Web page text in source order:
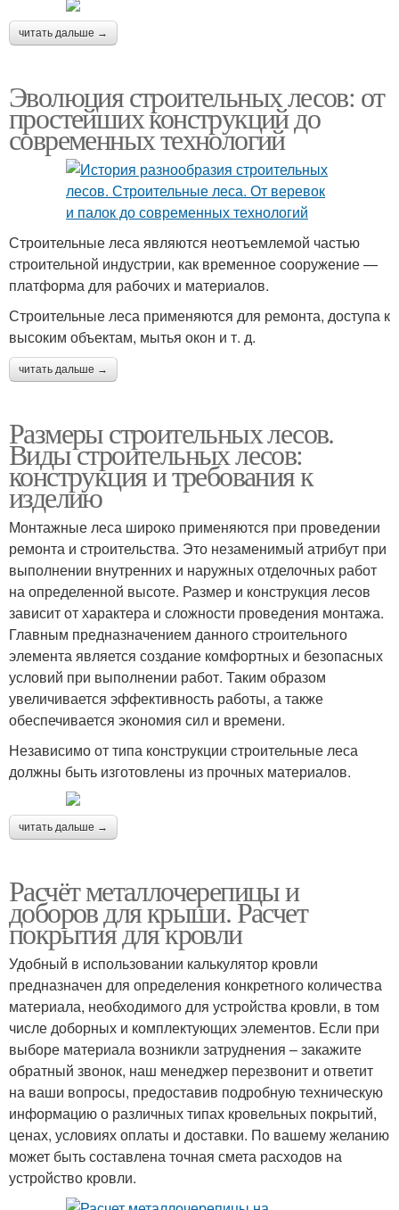
читать дальше →
Эволюция строительных лесов: от
простейших конструкций до
современных технологий
Строительные леса являются неотъемлемой частью
строительной индустрии, как временное сооружение —
платформа для рабочих и материалов.
Строительные леса применяются для ремонта, доступа к
высоким объектам, мытья окон и т. д.
читать дальше →
Размеры строительных лесов.
Виды строительных лесов:
конструкция и требования к
изделию
Монтажные леса широко применяются при проведении
ремонта и строительства. Это незаменимый атрибут при
выполнении внутренних и наружных отделочных работ
на определенной высоте. Размер и конструкция лесов
зависит от характера и сложности проведения монтажа.
Главным предназначением данного строительного
элемента является создание комфортных и безопасных
условий при выполнении работ. Таким образом
увеличивается эффективность работы, а также
обеспечивается экономия сил и времени.
Независимо от типа конструкции строительные леса
должны быть изготовлены из прочных материалов.
читать дальше →
Расчёт металлочерепицы и
доборов для крыши. Расчет
покрытия для кровли
Удобный в использовании калькулятор кровли
предназначен для определения конкретного количества
материала, необходимого для устройства кровли, в том
числе доборных и комплектующих элементов. Если при
выборе материала возникли затруднения – закажите
обратный звонок, наш менеджер перезвонит и ответит
на ваши вопросы, предоставив подробную техническую
информацию о различных типах кровельных покрытий,
ценах, условиях оплаты и доставки. По вашему желанию
может быть составлена точная смета расходов на
устройство кровли.